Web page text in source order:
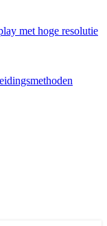
met hoge resolutie